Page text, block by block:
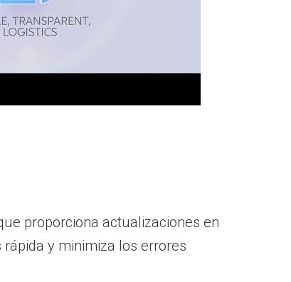
proporciona actualizaciones en
y minimiza los errores